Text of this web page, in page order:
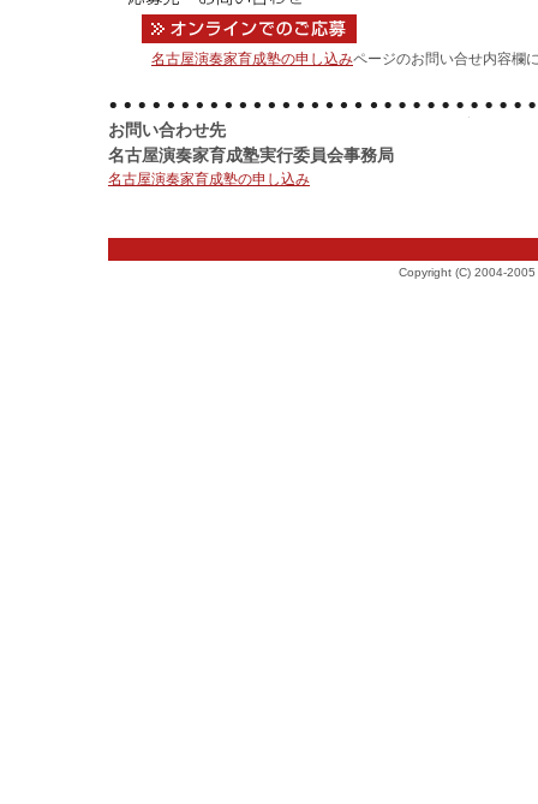
名古屋演奏家育成塾の申し込みページのお問い合せ内容欄
お問い合わせ先
名古屋演奏家育成塾実行委員会事務局
名古屋演奏家育成塾の申し込み
Copyright (C) 2004-2005